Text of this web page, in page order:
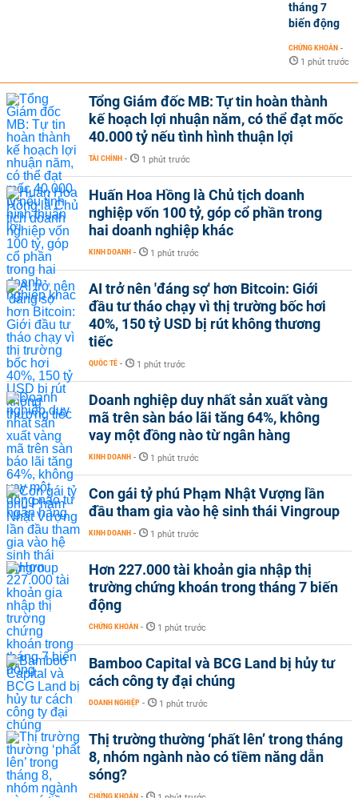
tháng 7
biến động
CHỨNG KHOÁN -
1 phút trước
Tổng Giám đốc MB: Tự tin hoàn thành
kế hoạch lợi nhuận năm, có thể đạt mốc
40.000 tỷ nếu tình hình thuận lợi
TÀI CHÍNH - 1 phút trước
Huấn Hoa Hồng là Chủ tịch doanh
nghiệp vốn 100 tỷ, góp cổ phần trong
hai doanh nghiệp khác
KINH DOANH - 1 phút trước
AI trở nên 'đáng sợ' hơn Bitcoin: Giới
đầu tư tháo chạy vì thị trường bốc hơi
40%, 150 tỷ USD bị rút không thương
tiếc
QUỐC TẾ - 1 phút trước
Doanh nghiệp duy nhất sản xuất vàng
mã trên sàn báo lãi tăng 64%, không
vay một đồng nào từ ngân hàng
KINH DOANH - 1 phút trước
Con gái tỷ phú Phạm Nhật Vượng lần
đầu tham gia vào hệ sinh thái Vingroup
KINH DOANH - 1 phút trước
Hơn 227.000 tài khoản gia nhập thị
trường chứng khoán trong tháng 7 biến
động
CHỨNG KHOÁN - 1 phút trước
Bamboo Capital và BCG Land bị hủy tư
cách công ty đại chúng
DOANH NGHIỆP - 1 phút trước
Thị trường thường ‘phất lên’ trong tháng
8, nhóm ngành nào có tiềm năng dẫn
sóng?
CHỨNG KHOÁN